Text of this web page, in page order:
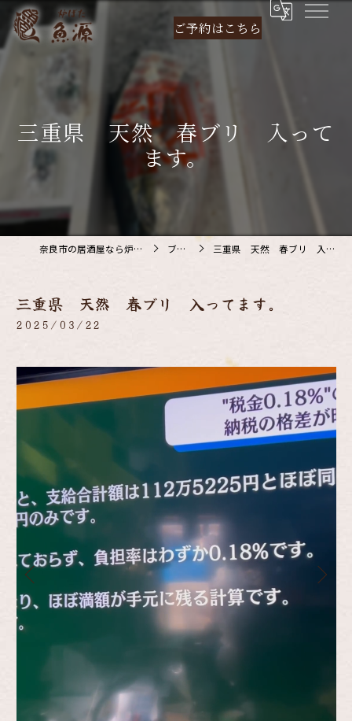
ご予約はこちら
三重県 天然 春ブリ 入って
ます。
奈良市の居酒屋なら炉ばた 魚源 ブログ 三重県 天然 春ブリ 入ってます。
三重県 天然 春ブリ 入ってます。
2025/03/22